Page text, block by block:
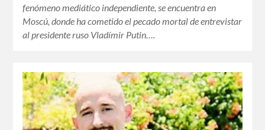
fenómeno mediático independiente, se encuentra en
Moscú, donde ha cometido el pecado mortal de entrevistar
al presidente ruso Vladímir Putin….